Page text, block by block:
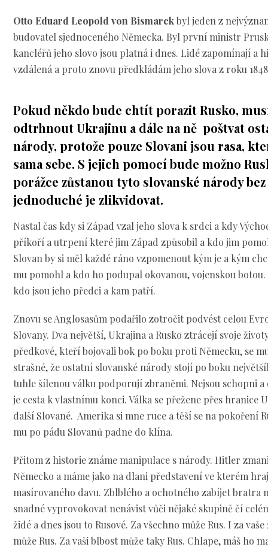
Otto Eduard Leopold von Bismarckbyl jeden z
budovatel sjednoceného Německa. Byl první ministr
kancléřů jeho slovo jsou platná i dnes. Lidé zapomínají a
vzdálená a proto znovu předkládám jeho slova z roku
Pokud někdo bude chtít porazit Rusko,
odtrhnout Ukrajinu a dále na ně poštvat
národy, protože pouze Slovani jsou rasa,
sama sebe. S jejich pomocí bude možno
porážce zůstanou tyto slovanské národy
jednoduché je zlikvidovat.
Nastal čas kdy si Západ vzal jeho slova k srdci a kdy
příkoří a utrpení které jim Západ způsobil a kdo jim
Slovan by si měl každé ráno vzpomenout kým je a kým
mu pomohl a kdo ho podupal okovanou, vojenskou
kdo jsou jeho předci a kam patří.
Znovu se Anglosasům podařilo zotročit podvést celou
Slovany. Dva největší, Ukrajina a Rusko ztrácejí svoje
předkové, kteří bojovali bok po boku proti Německu, se
strašné, že ostatní slovanské národy stojí po boku
tuhle šílenou válku podporují zbraněmi. Nejsou schopni
je cesta k vlastnímu konci. Válka se přežene přes hranice
další Slované. Amerika si mne ruce a těší se na pokoření
mu po pádu Slovanů padne do klína.
Přitom z historie známe manipulace s národy. Hitler
Německo a máme jako na dlani představení ve kterém
masírovaného davu. Zblblého a ochotného zabíjet bratra
snadné vyprovokovat nenávist vůči nějaké skupině čí
židé a dnes jsou to Rusové. Za všechno může Rus. I za
může Rus. Za vaši blbost může taky Rus. Chlape, máš ho